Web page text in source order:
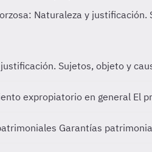
Sujetos, objeto y
expropiatorio en general El
Garantías